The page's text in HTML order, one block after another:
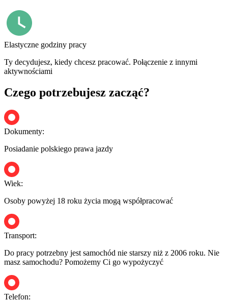
Elastyczne godziny pracy
Ty decydujesz, kiedy chcesz pracować. Połączenie z innymi
aktywnościami
Czego potrzebujesz zacząć?
Dokumenty:
Posiadanie polskiego prawa jazdy
Wiek:
Osoby powyżej 18 roku życia mogą współpracować
Transport:
Do pracy potrzebny jest samochód nie starszy niż z 2006 roku. Nie
masz samochodu? Pomożemy Ci go wypożyczyć
Telefon: